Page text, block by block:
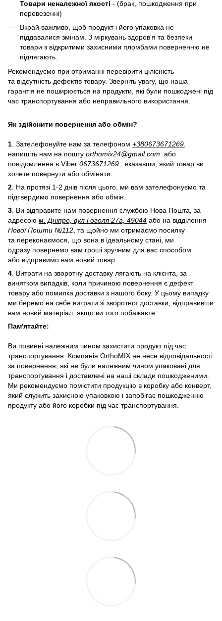
Товари неналежної якості - (брак, пошкодження при
перевезенні)
Вкрай важливо, щоб продукт і його упаковка не
піддавалися змінам. З міркувань здоров'я та безпеки
товари з відкритими захисними пломбами поверненню не
підлягають.
Рекомендуємо при отриманні перевірити цілісність
та відсутність дефектів товару. Зверніть увагу, що наша
гарантія не поширюється на продукти, які були пошкоджені під
час транспортування або неправильного використання.
Як здійснити повернення або обмін?
1 . Зателефонуйте нам за телефоном +380673671269
напишіть нам на пошту orthomix24@gmail.com або
повідомлення в Viber 0673671269 , вказавши, який товар ви
хочете повернути або обміняти.
2 . На протязі 1-2 днів після цього, ми вам зателефонуємо та
підтвердимо повернення або обмін.
3 . Ви відправите нам повернення службою Нова Пошта, за
адресою м. Дніпро, вул Гоголя 27а, 49044 або на відділення
Нової Пошти №112 , та щойно ми отримаємо посилку
та переконаємося, що вона в ідеальному стані, ми
одразу повернемо вам гроші зручним для вас способом
або відправимо вам новий товар.
4 . Витрати на зворотну доставку лягають на клієнта, за
винятком випадків, коли причиною повернення є дефект
товару або помилка доставки з нашого боку. У цьому випадку
ми беремо на себе витрати зі зворотної доставки, відправивши
вам новий матеріал, якщо ви того побажаєте.
Пам'ятайте:
Ви повинні належним чином захистити продукт під час
транспортування. Компанія OrthoMIX не несе відповідальності
за повернення, які не були належним чином упаковані для
транспортування і доставлені на наші склади пошкодженими.
Ми рекомендуємо помістити продукцію в коробку або конверт,
який служить захисною упаковкою і запобігає пошкодженню
продукту або його коробки під час транспортування.